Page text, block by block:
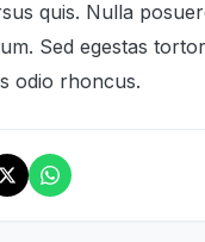
quis. Nulla
Sed egestas
odio rhoncus.